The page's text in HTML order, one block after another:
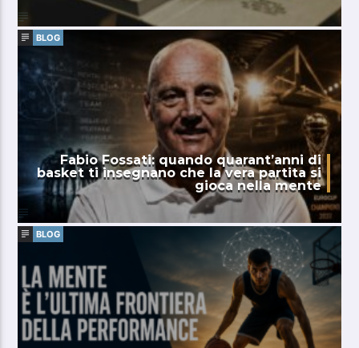
BLOG
Fabio Fossati: quando quarant’anni di
basket ti insegnano che la vera partita si
gioca nella mente
BLOG